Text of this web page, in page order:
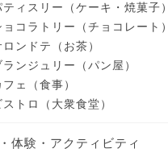
ティスリー（ケーキ・焼菓子）
ョコラトリー（チョコレート）
ロンドテ（お茶）
ランジュリー（パン屋）
フェ（食事）
ストロ（大衆食堂）
体験・アクティビティ